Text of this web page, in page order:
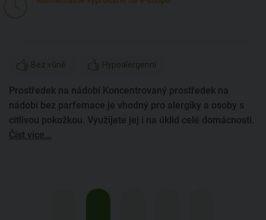
Bez vůně Hypoalergenní
Prostředek na nádobí Koncentrovaný prostředek na
nádobí bez parfemace je vhodný pro alergiky a osoby s
citlivou pokožkou. Využijete jej i na úklid celé domácnosti.
Číst více...